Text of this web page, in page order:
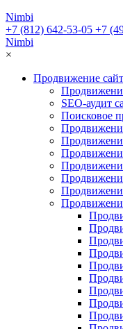
Nimbi
+7 (812) 642-53-05 +7
Nimbi
×
Продвижение
SEO-аудит
Поисковое